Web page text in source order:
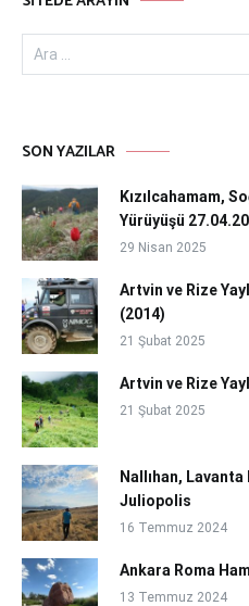
Arama:
SON YAZILAR
Kızılcahamam,
Yürüyüşü
29 Nisan 2025
Artvin ve Rize
(2014)
21 Şubat 2025
Artvin ve Rize
21 Şubat 2025
Nallıhan,
Juliopolis
16 Temmuz 2024
Ankara Roma
13 Temmuz 2024